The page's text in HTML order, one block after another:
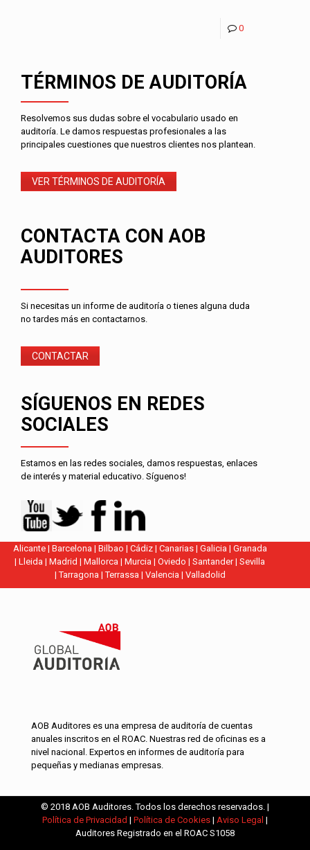
0
TÉRMINOS DE AUDITORÍA
Resolvemos sus dudas sobre el vocabulario usado en
auditoría. Le damos respuestas profesionales a las
principales cuestiones que nuestros clientes nos plantean.
VER TÉRMINOS DE AUDITORÍA
CONTACTA CON AOB
AUDITORES
Si necesitas un informe de auditoría o tienes alguna duda
no tardes más en contactarnos.
CONTACTAR
SÍGUENOS EN REDES
SOCIALES
Estamos en las redes sociales, damos respuestas, enlaces
de interés y material educativo. Síguenos!
Alicante| Barcelona | Bilbao | Cádiz| Canarias| Galicia | Granada
|Lleida |Madrid |Mallorca |Murcia |Oviedo |Santander|Sevilla
|Tarragona |Terrassa | Valencia | Valladolid
AOB Auditores es una empresa de auditoría de cuentas
anuales inscritos en el ROAC. Nuestras red de oficinas es a
nivel nacional. Expertos en informes de auditoría para
pequeñas y medianas empresas.
© 2018 AOB Auditores. Todos los derechos reservados. |
Política de Privacidad | Política de Cookies | Aviso Legal |
Auditores Registrado en el ROAC S1058